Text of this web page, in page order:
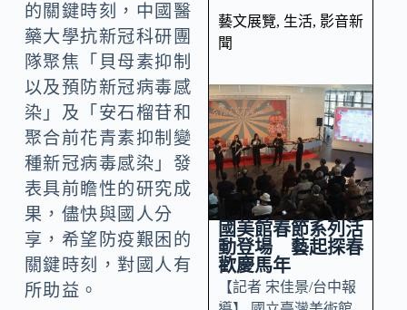
的關鍵時刻，中國醫
藥大學抗新冠科研團
隊聚焦「貝母素抑制
以及預防新冠病毒感
染」及「安石榴苷和
聚合前花青素抑制變
種新冠病毒感染」發
表具前瞻性的研究成
果，儘快與國人分
享，希望防疫艱困的
關鍵時刻，對國人有
所助益。
藝文展覽, 生活, 影音新
聞
國美館春節系列活
動登場 藝起探春
歡慶馬年
【記者 宋佳景/台中報